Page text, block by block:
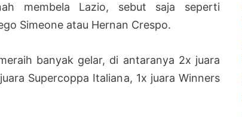
membela Lazio, sebut saja seperti
Simeone atau Hernan Crespo.
banyak gelar, di antaranya 2x juara
Supercoppa Italiana, 1x juara Winners